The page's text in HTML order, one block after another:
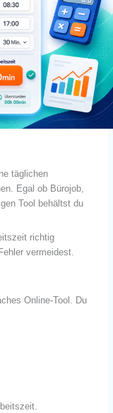
täglichen
Egal ob Bürojob,
Tool behältst du
richtig
vermeidest.
Online-Tool. Du